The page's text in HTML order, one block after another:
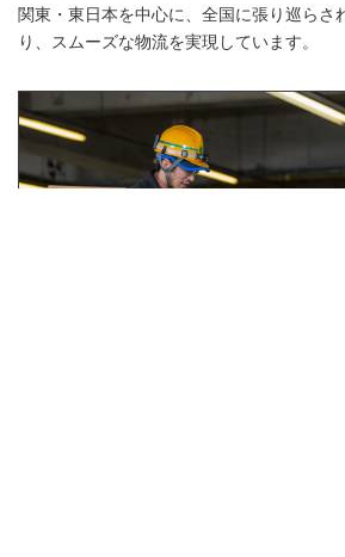
関東・東日本を中心に、全国に張り巡らさ
り、スムーズな物流を実現しています。